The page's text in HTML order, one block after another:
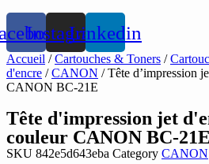
InstagramLinkedin
Accueil /Cartouches & Toners /
d'encre /CANON / Tête d’impression
CANON BC-21E
Tête d'impression jet
couleur CANON BC-21E
SKU 842e5d643eba Category CANON